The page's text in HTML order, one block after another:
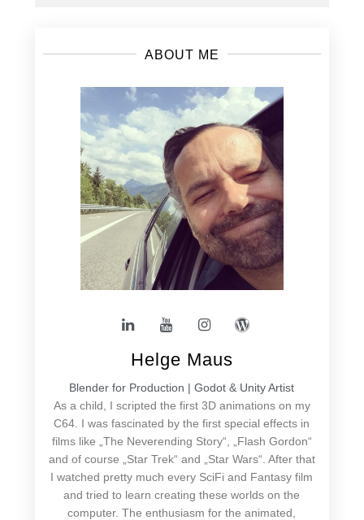
ABOUT ME
Helge Maus
Blender for Production | Godot & Unity Artist
As a child, I scripted the first 3D animations on my
C64. I was fascinated by the first special effects in
films like „The Neverending Story“, „Flash Gordon“
and of course „Star Trek“ and „Star Wars“. After that
I watched pretty much every SciFi and Fantasy film
and tried to learn creating these worlds on the
computer. The enthusiasm for the animated,